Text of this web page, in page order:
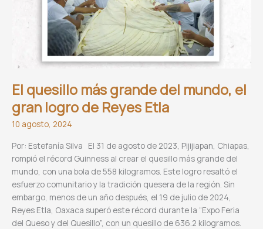
El quesillo más grande del mundo, el
gran logro de Reyes Etla
10 agosto, 2024
Por: Estefanía Silva El 31 de agosto de 2023, Pijijiapan, Chiapas,
rompió el récord Guinness al crear el quesillo más grande del
mundo, con una bola de 558 kilogramos. Este logro resaltó el
esfuerzo comunitario y la tradición quesera de la región. Sin
embargo, menos de un año después, el 19 de julio de 2024,
Reyes Etla, Oaxaca superó este récord durante la “Expo Feria
del Queso y del Quesillo”, con un quesillo de 636.2 kilogramos.